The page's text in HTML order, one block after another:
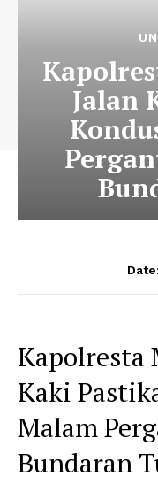
Jalan
Date:
Kapolresta
Kaki
Malam
Bundaran